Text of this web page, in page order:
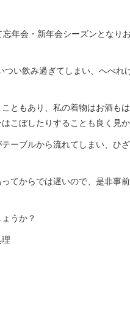
年会・新年会シーズンとなり
い飲み過ぎてしまい、へべれ
ともあり、私の着物はお酒も
こぼしたりすることも良く見か
ーブルから流れてしまい、ひ
てからでは遅いので、是非事
うか？